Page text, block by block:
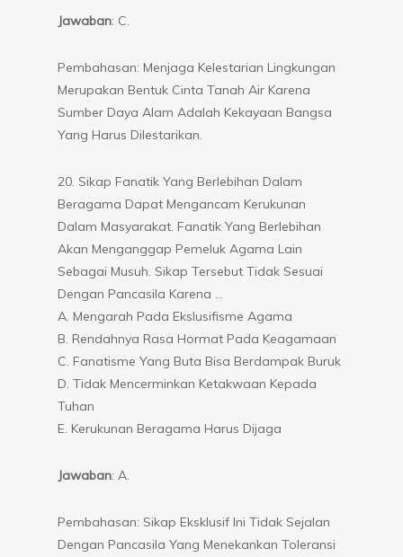
Jawaban: C.
Pembahasan: Menjaga Kelestarian Lingkungan
Merupakan Bentuk Cinta Tanah Air Karena
Sumber Daya Alam Adalah Kekayaan Bangsa
Yang Harus Dilestarikan.
20. Sikap Fanatik Yang Berlebihan Dalam
Beragama Dapat Mengancam Kerukunan
Dalam Masyarakat. Fanatik Yang Berlebihan
Akan Menganggap Pemeluk Agama Lain
Sebagai Musuh. Sikap Tersebut Tidak Sesuai
Dengan Pancasila Karena …
A. Mengarah Pada Ekslusifisme Agama
B. Rendahnya Rasa Hormat Pada Keagamaan
C. Fanatisme Yang Buta Bisa Berdampak Buruk
D. Tidak Mencerminkan Ketakwaan Kepada
Tuhan
E. Kerukunan Beragama Harus Dijaga
Jawaban: A.
Pembahasan: Sikap Eksklusif Ini Tidak Sejalan
Dengan Pancasila Yang Menekankan Toleransi